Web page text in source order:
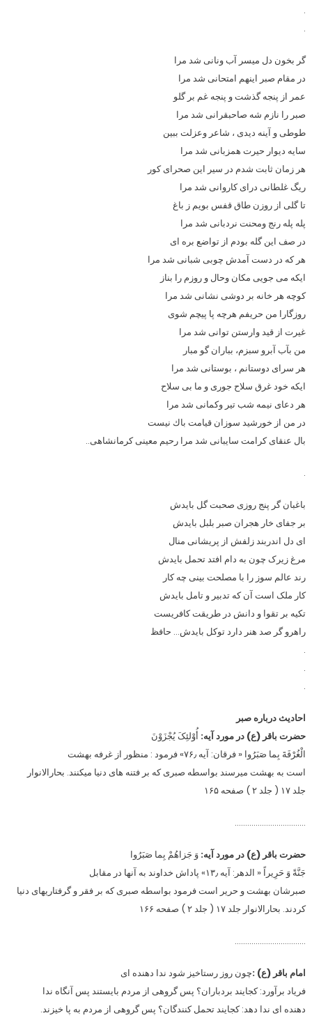
.
.
گر بخون دل میسر آب ونانی شد مرا
در مقام صبر اینهم امتحانی شد مرا
عمر از پنجه گذشت و پنجه غم بر گلو
صبر را نازم شه صاحبقرانی شد مرا
طوطی و آینه دیدی ، شاعر وعزلت ببین
سایه دیوار حیرت همزبانی شد مرا
هر زمان ثابت شدم در سیر این صحرای كور
ریگ غلطانی درای كاروانی شد مرا
تا گلی از روزن طاق قفس بویم ز باغ
پله پله رنج ومحنت نردبانی شد مرا
در صف این گله بودم از تواضع بره ای
هر كه در دست آمدش چوبی شبانی شد مرا
ایكه می جویی مكان وحال و روزم را بناز
كوچه هر خانه بر دوشی نشانی شد مرا
روزگارا من حریفم هرچه پا پیچم شوی
غیرت از قید وارستن توانی شد مرا
من بآب آبرو سبزم، بباران گو مبار
هر سرای دوستانم ، بوستانی شد مرا
ایكه خود غرق سلاح جوری و ما بی سلاح
هر دعای نیمه شب تیر وكمانی شد مرا
در من از خورشید سوزان قیامت باك نیست
بال عنقای كرامت سایبانی شد مرا رحیم معینی کرمانشاهی..
.
باغبان گر پنج روزی صحبت گل بایدش
بر جفای خار هجران صبر بلبل بایدش
ای دل اندربند زلفش از پریشانی منال
مرغ زیرک چون به دام افتد تحمل بایدش
رند عالم سوز را با مصلحت بینی چه کار
کار ملک است آن که تدبیر و تامل بایدش
تکیه بر تقوا و دانش در طریقت کافریست
راهرو گر صد هنر دارد توکل بایدش… حافظ
.
.
.
احادیث درباره صبر
حضرت باقر (ع) در مورد آیه: أُوْلئِکَ یُجْزَوْنَ
الْغُرْفَةَ بِما صَبَرُوا « فرقان: آیه ۷۶٫» فرمود : منظور از غرفه بهشت
است به بهشت میرسند بواسطه صبرى که بر فتنه ‏هاى دنیا میکنند. بحارالانوار
جلد ۱۷ ( جلد ۲ ) صفحه ۱۶۵
…………………………….
حضرت باقر (ع) در مورد آیه: وَ جَزاهُمْ بِما صَبَرُوا
جَنَّةً وَ حَرِیراً « الدهر: آیه ۱۳٫» پاداش خداوند به آنها در مقابل
صبرشان بهشت و حریر است فرمود بواسطه صبرى که بر فقر و گرفتاریهاى دنیا
کردند. بحارالانوار جلد ۱۷ ( جلد ۲ ) صفحه ۱۶۶
…………………………….
امام باقر (ع) :چون روز رستاخیز شود ندا دهنده‏ اى
فریاد برآورد: کجایند بردباران؟ پس گروهى از مردم بایستند پس آنگاه ندا
دهنده ‏اى ندا دهد: کجایند تحمل ‏کنندگان؟ پس گروهى از مردم به پا خیزند.